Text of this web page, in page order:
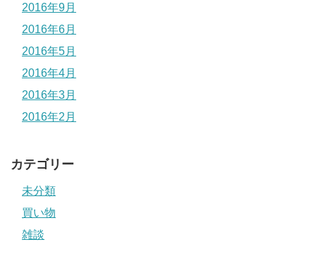
2016年9月
2016年6月
2016年5月
2016年4月
2016年3月
2016年2月
カテゴリー
未分類
買い物
雑談